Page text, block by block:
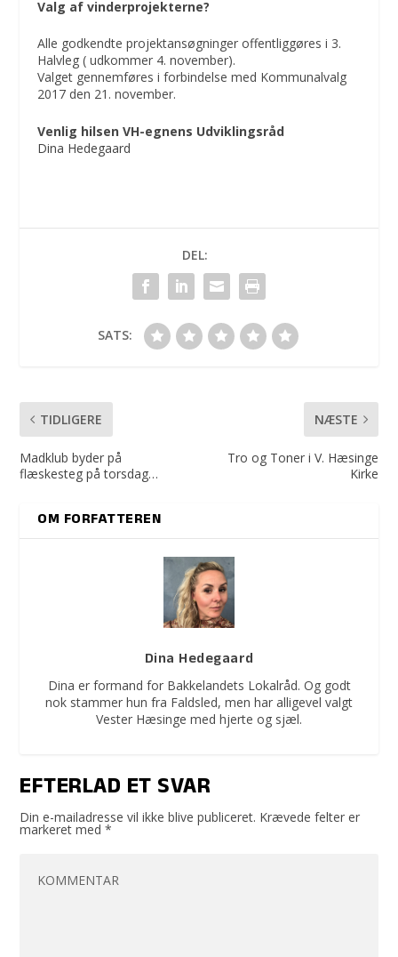
Valg af vinderprojekterne?
Alle godkendte projektansøgninger offentliggøres i 3.
Halvleg ( udkommer 4. november).
Valget gennemføres i forbindelse med Kommunalvalg
2017 den 21. november.
Venlig hilsen VH-egnens Udviklingsråd
Dina Hedegaard
DEL:
SATS:
TIDLIGERE
Madklub byder på
flæskesteg på torsdag…
NÆSTE
Tro og Toner i V. Hæsinge
Kirke
OM FORFATTEREN
Dina Hedegaard
Dina er formand for Bakkelandets Lokalråd. Og godt
nok stammer hun fra Faldsled, men har alligevel valgt
Vester Hæsinge med hjerte og sjæl.
EFTERLAD ET SVAR
Din e-mailadresse vil ikke blive publiceret. Krævede felter er
markeret med*